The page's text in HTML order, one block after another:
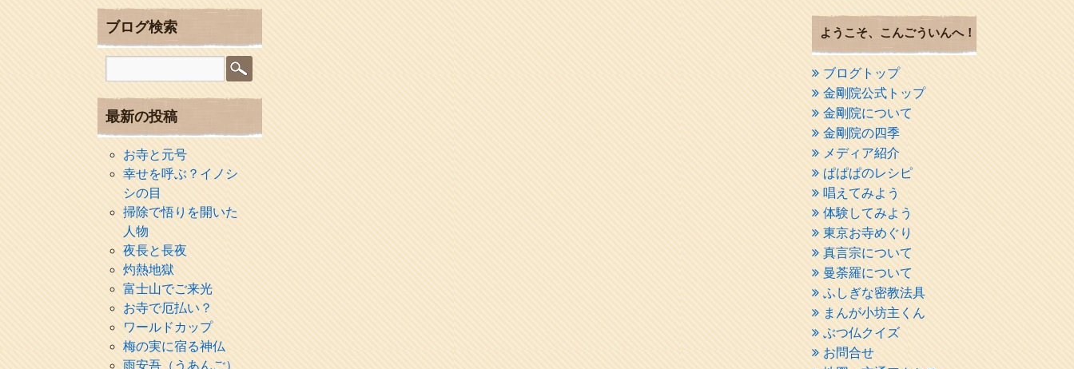
ブログ検索
最新の投稿
お寺と元号
幸せを呼ぶ？イノシ
シの目
掃除で悟りを開いた
人物
夜長と長夜
灼熱地獄
富士山でご来光
お寺で厄払い？
ワールドカップ
梅の実に宿る神仏
雨安吾（うあんご）
ようこそ、こんごういんへ！
ブログトップ
金剛院公式トップ
金剛院について
金剛院の四季
メディア紹介
ぱぱぱのレシピ
唱えてみよう
体験してみよう
東京お寺めぐり
真言宗について
曼荼羅について
ふしぎな密教法具
まんが小坊主くん
ぶつ仏クイズ
お問合せ